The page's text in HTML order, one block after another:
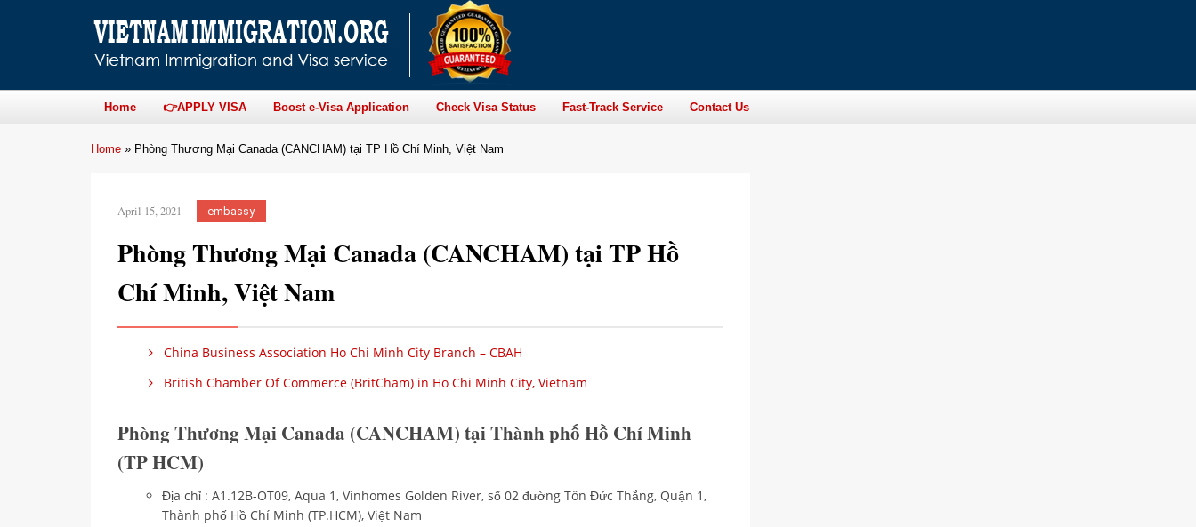
Home 👉APPLY VISA Boost e-Visa Application Check Visa Status Fast-Track Service Contact Us
Home » Phòng Thương Mại Canada (CANCHAM) tại TP Hồ Chí Minh, Việt Nam
April 15, 2021 embassy
Phòng Thương Mại Canada (CANCHAM) tại TP Hồ
Chí Minh, Việt Nam
China Business Association Ho Chi Minh City Branch – CBAH
British Chamber Of Commerce (BritCham) in Ho Chi Minh City, Vietnam
Phòng Thương Mại Canada (CANCHAM) tại Thành phố Hồ Chí Minh
(TP HCM)
Địa chỉ : A1.12B-OT09, Aqua 1, Vinhomes Golden River, số 02 đường Tôn Đức Thắng, Quận 1,
Thành phố Hồ Chí Minh (TP.HCM), Việt Nam